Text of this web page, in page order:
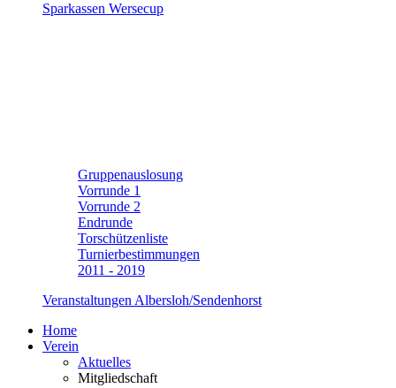
Sparkassen Wersecup
Gruppenauslosung
Vorrunde 1
Vorrunde 2
Endrunde
Torschützenliste
Turnierbestimmungen
2011 - 2019
Veranstaltungen Albersloh/Sendenhorst
Home
Verein
Aktuelles
Mitgliedschaft